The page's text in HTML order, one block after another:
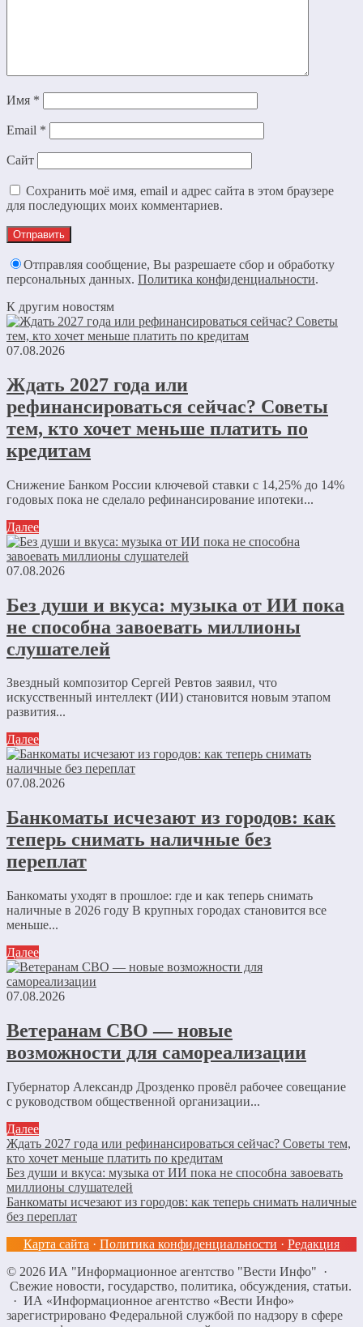
Имя *
Email *
Сайт
Сохранить моё имя, email и адрес сайта в этом браузере
для последующих моих комментариев.
Отправляя сообщение, Вы разрешаете сбор и обработку
персональных данных. Политика конфиденциальности.
К другим новостям
07.08.2026
Ждать 2027 года или
рефинансироваться сейчас? Советы
тем, кто хочет меньше платить по
кредитам
Снижение Банком России ключевой ставки с 14,25% до 14%
годовых пока не сделало рефинансирование ипотеки...
Далее
07.08.2026
Без души и вкуса: музыка от ИИ пока
не способна завоевать миллионы
слушателей
Звездный композитор Сергей Ревтов заявил, что
искусственный интеллект (ИИ) становится новым этапом
развития...
Далее
07.08.2026
Банкоматы исчезают из городов: как
теперь снимать наличные без
переплат
Банкоматы уходят в прошлое: где и как теперь снимать
наличные в 2026 году В крупных городах становится все
меньше...
Далее
07.08.2026
Ветеранам СВО — новые
возможности для самореализации
Губернатор Александр Дрозденко провёл рабочее совещание
с руководством общественной организации...
Далее
Ждать 2027 года или рефинансироваться сейчас? Советы тем,
кто хочет меньше платить по кредитам
Без души и вкуса: музыка от ИИ пока не способна завоевать
миллионы слушателей
Банкоматы исчезают из городов: как теперь снимать наличные
без переплат
Карта сайта · Политика конфиденциальности · Редакция
© 2026 ИА "Информационное агентство "Вести Инфо" ·
Свежие новости, государство, политика, обсуждения, статьи.
· ИА «Информационное агентство «Вести Инфо»
зарегистрировано Федеральной службой по надзору в сфере